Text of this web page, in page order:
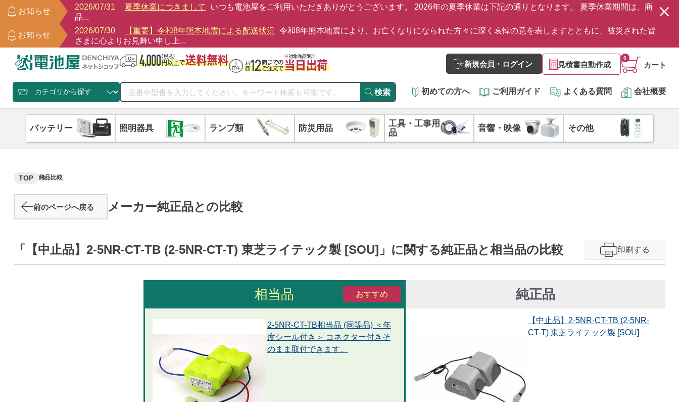
お知らせ
2026/07/31 夏季休業につきまして
いつも電池屋をご利用いただきありがとうございます。 2026年の夏季休業は下記の通りとなります。 夏季休業期間は、商
品...
お知らせ
2026/07/30 【重要】令和8年熊本地震による配送状況 令和8年熊本地震により、お亡くなりになられた方々に深く哀悼の意を表しますとともに、被災された皆
さまに心よりお見舞い申し上...
新規会員・ログイン 見積書自動作成 カート
0
検索 初めての方へ ご利用ガイド よくある質問 会社概要
バッテリー 照明器具 ランプ類 防災用品
工具・工事用
品
音響・映像 その他
TOP 商品比較
前のページへ戻る メーカー純正品との比較
「【中止品】2-5NR-CT-TB (2-5NR-CT-T) 東芝ライテック製 [SOU]」に関する純正品と相当品の比較 印刷する
相当品 おすすめ 純正品
2-5NR-CT-TB相当品 (同等品) ＜年
度シール付き＞ コネクター付きそ
のまま取付できます。
【中止品】2-5NR-CT-TB (2-5NR-
CT-T) 東芝ライテック製 [SOU]